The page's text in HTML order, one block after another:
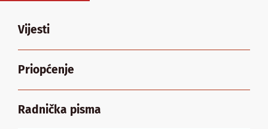
Vijesti
Priopćenje
Radnička pisma